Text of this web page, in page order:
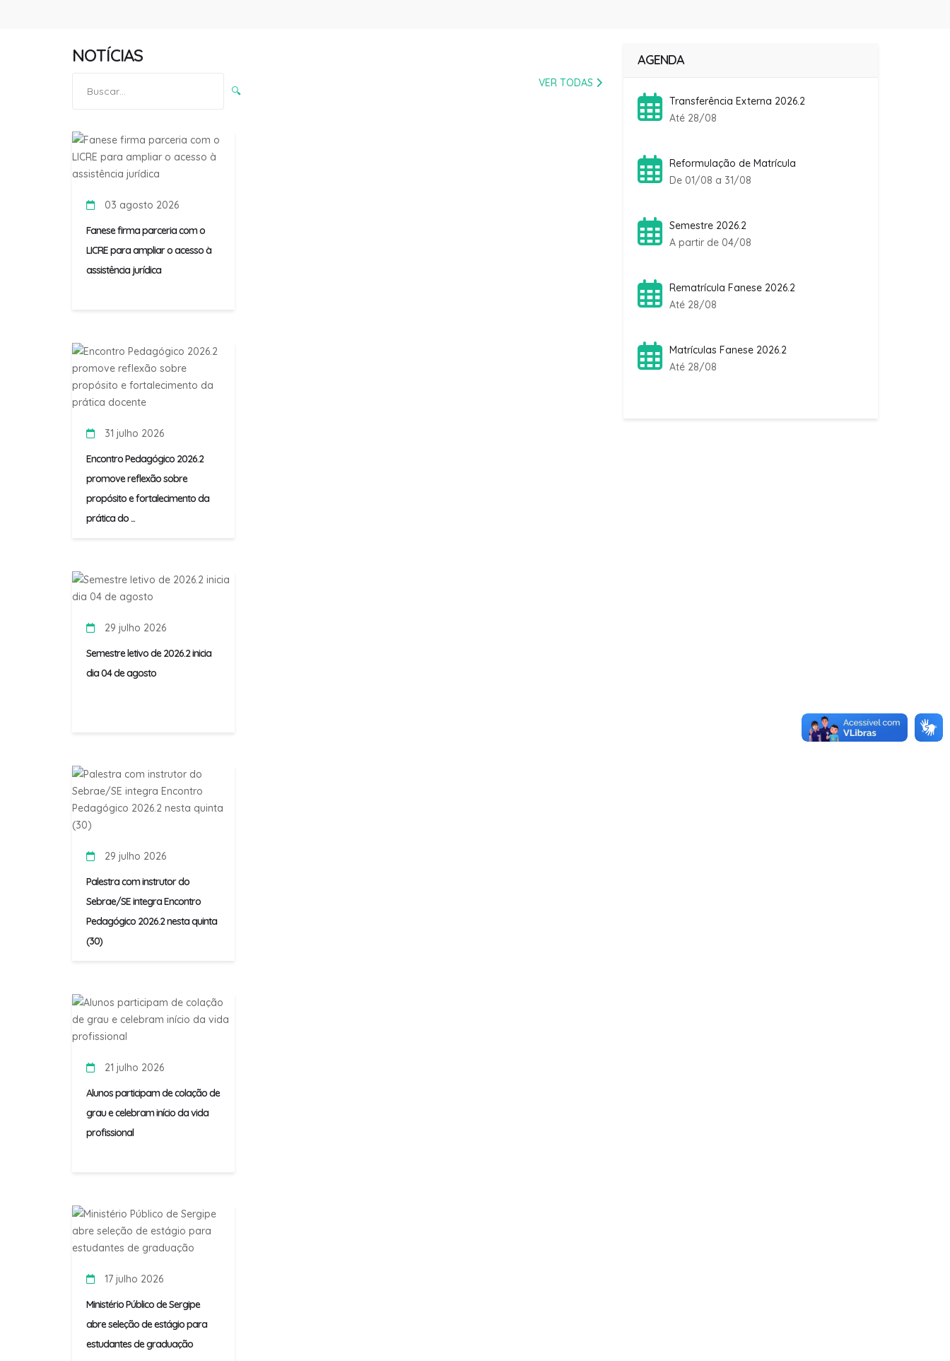
NOTÍCIAS
por:
🔍
VER TODAS
03 agosto 2026
Fanese firma parceria com o
LICRE para ampliar o acesso à
assistência jurídica
31 julho 2026
Encontro Pedagógico 2026.2
promove reflexão sobre
propósito e fortalecimento da
prática do ...
29 julho 2026
Semestre letivo de 2026.2 inicia
dia 04 de agosto
29 julho 2026
Palestra com instrutor do
Sebrae/SE integra Encontro
Pedagógico 2026.2 nesta quinta
(30)
21 julho 2026
Alunos participam de colação de
grau e celebram início da vida
profissional
17 julho 2026
Ministério Público de Sergipe
abre seleção de estágio para
estudantes de graduação
AGENDA
Transferência Externa 2026.2
Até 28/08
Reformulação de Matrícula
De 01/08 a 31/08
Semestre 2026.2
A partir de 04/08
Rematrícula Fanese 2026.2
Até 28/08
Matrículas Fanese 2026.2
Até 28/08